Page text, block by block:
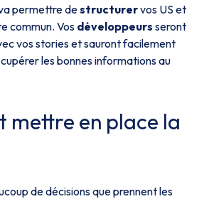
permettre destructurervos US et
commun. Vos développeurs seront
vos stories et sauront facilement
les bonnes informations au
mettre en place la
de décisions que prennent les